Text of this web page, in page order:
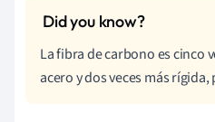
La fibra de carbono es cinco
acero y dos veces más